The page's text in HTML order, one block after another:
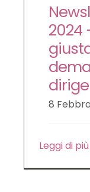
2024
8
Leggi di più